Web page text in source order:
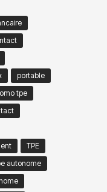
portable
tpe
TPE
autonome